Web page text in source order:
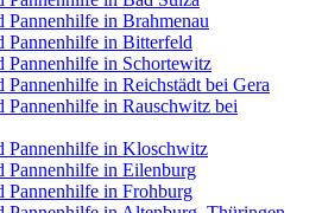
Pannenhilfe in Brahmenau
Pannenhilfe in Bitterfeld
Pannenhilfe in Schortewitz
Pannenhilfe in Reichstädt bei Gera
Pannenhilfe in Rauschwitz bei
Pannenhilfe in Kloschwitz
Pannenhilfe in Eilenburg
Pannenhilfe in Frohburg